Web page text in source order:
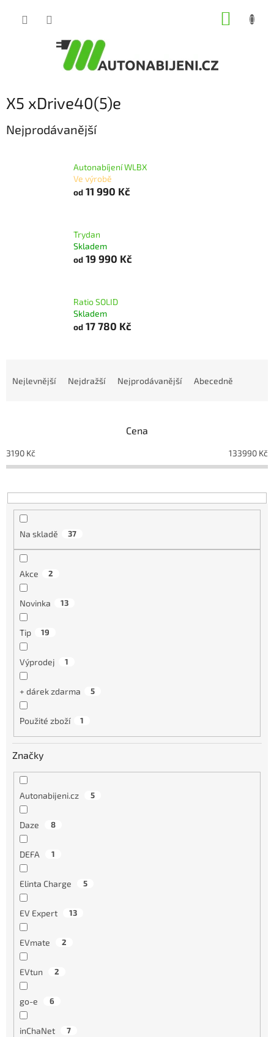
X5 xDrive40(5)e
Nejprodávanější
Autonabíjení WLBX
Ve výrobě
od 11 990 Kč
Trydan
Skladem
od 19 990 Kč
Ratio SOLID
Skladem
od 17 780 Kč
p
r
u
Nejlevnější Nejdražší Nejprodávanější Abecedně
Cena
3190 Kč 133990 Kč
Na skladě 37
Akce 2
Novinka 13
Tip 19
Výprodej 1
+ dárek zdarma 5
Použité zboží 1
Značky
Autonabijeni.cz 5
Daze 8
DEFA 1
Elinta Charge 5
EV Expert 13
EVmate 2
EVtun 2
go-e 6
inChaNet 7